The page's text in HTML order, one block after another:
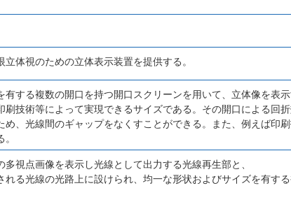
体視のための立体表示装置を提供する。
有する複数の開口を持つ開口スクリーンを用いて、立体像を表
刷技術等によって実現できるサイズである。その開口による回
め、光線間のギャップをなくすことができる。また、例えば印
視点画像を表示し光線として出力する光線再生部と、
れる光線の光路上に設けられ、均一な形状およびサイズを有す